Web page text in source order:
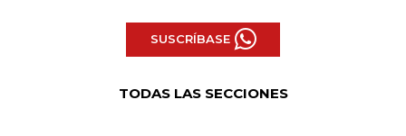
SUSCRÍBASE
TODAS LAS SECCIONES